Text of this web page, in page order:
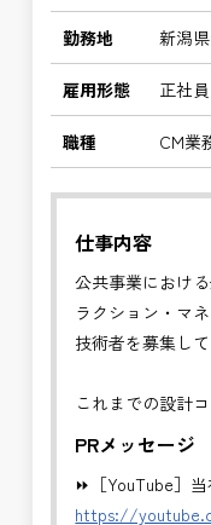
勤務地 新潟
雇用形態 正社員
職種 CM業
仕事内容
公共事業におけ
ラクション・マ
技術者を募集して
これまでの設計
注者側でキャリ
✅CM業務（コン
PRメッセージ
⏩［YouTube］
https://